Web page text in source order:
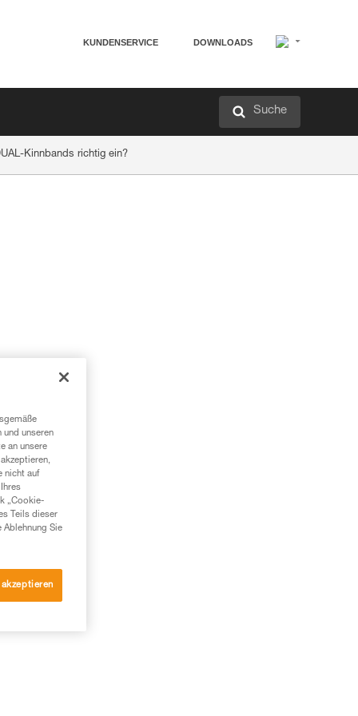
KUNDENSERVICE DOWNLOADS
Suche
Kinnbands richtig ein?
und unseren
an unsere
nicht auf
„Cookie-
Teils dieser
Ablehnung Sie